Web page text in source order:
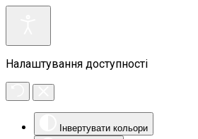
Налаштування доступності
Інвертувати кольори